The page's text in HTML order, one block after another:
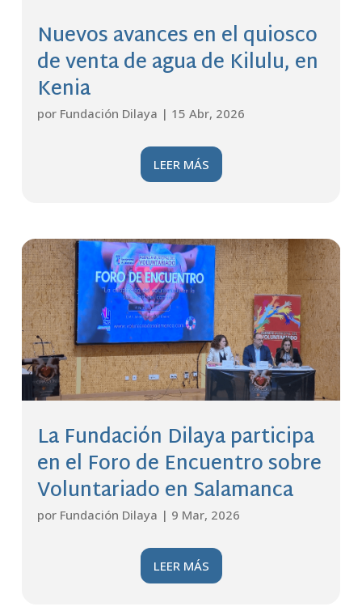
Nuevos avances en el quiosco
de venta de agua de Kilulu, en
Kenia
por Fundación Dilaya | 15 Abr, 2026
LEER MÁS
La Fundación Dilaya participa
en el Foro de Encuentro sobre
Voluntariado en Salamanca
por Fundación Dilaya | 9 Mar, 2026
LEER MÁS